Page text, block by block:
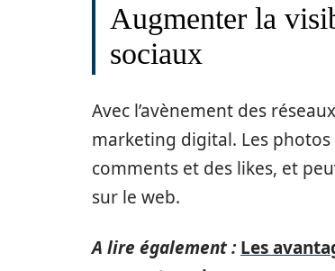
Augmenter la
sociaux
Avec l’avènement des
marketing digital. Les
comments et des likes, et
sur le web.
A lire également : Les